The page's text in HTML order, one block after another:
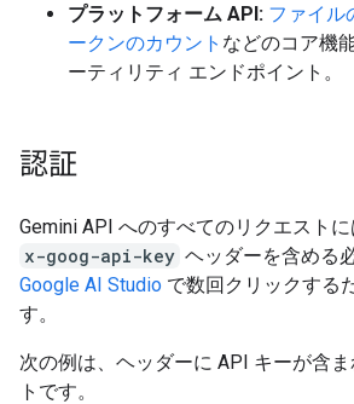
プラットフォーム API: ファイル
ークンのカウント などのコア機
ーティリティ エンドポイント。
認証
Gemini API へのすべてのリクエスト
x-goog-api-key ヘッダーを含める
Google AI Studio で数回クリックする
す。
次の例は、ヘッダーに API キーが含
トです。